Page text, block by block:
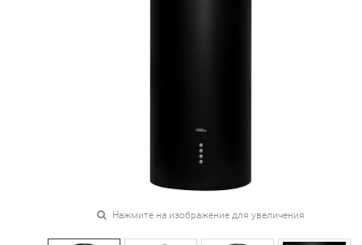
Нажмите на изображение для увеличения